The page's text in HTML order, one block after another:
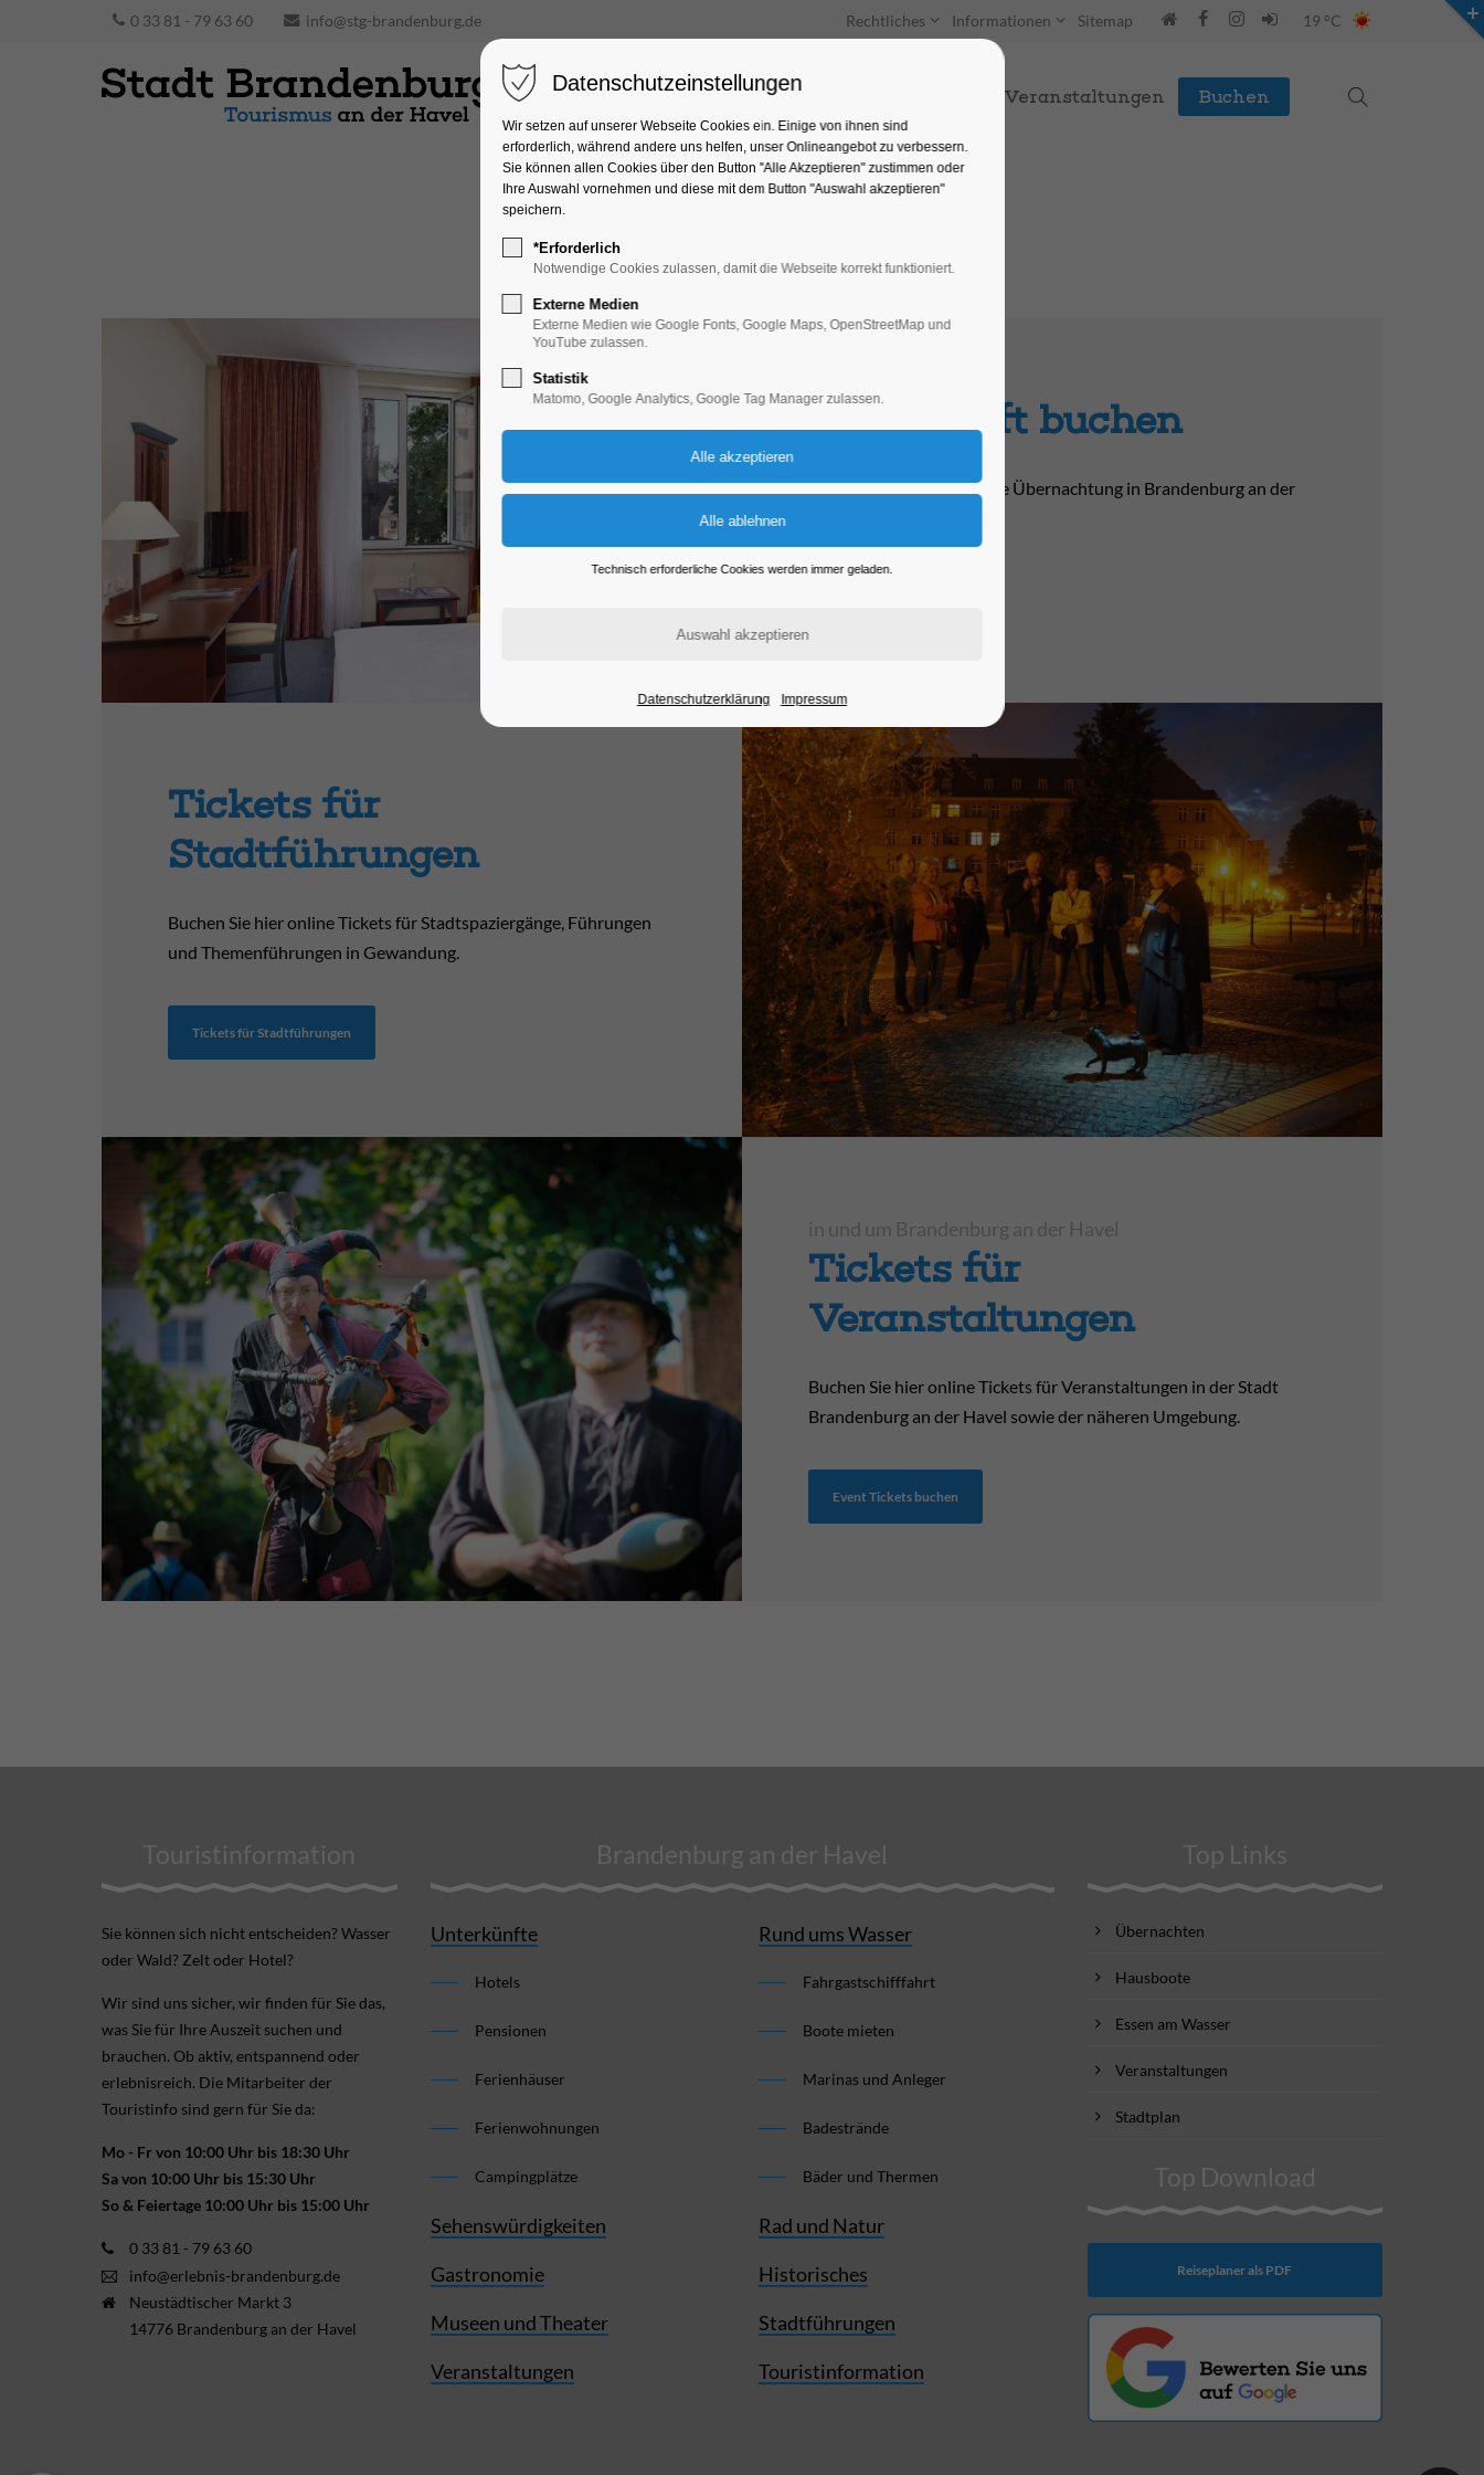
Webeinträge
klicken Sie bitte auf den Button und loggen
Sie sich dort ein.
Webeintrag
Webseite
0 33 81 - 79 63 60 info@stg-brandenburg.de Rechtliches Informationen Sitemap 19 °C
Unterkünfte Entdecken & Erleben Veranstaltungen Buchen
Unterkunft buchen
Buchen Sie hier online Ihre Übernachtung in Brandenburg an der
Tickets für
Stadtführungen
Buchen Sie hier online Tickets für Stadtspaziergänge, Führungen
und Themenführungen in Gewandung.
Tickets für Stadtführungen
in und um Brandenburg an der Havel
Tickets für
Veranstaltungen
Buchen Sie hier online Tickets für Veranstaltungen in der Stadt
Brandenburg an der Havel sowie der näheren Umgebung.
Event Tickets buchen
Touristinformation
Sie können sich nicht ent­scheiden? Wasser
oder Wald? Zelt oder Hotel?
Wir sind uns sicher, wir finden für Sie das,
was Sie für Ihre Aus­zeit suchen und
brauchen. Ob aktiv, ent­spannend oder
erlebnis­reich. Die Mitarbeiter der
Touristinfo sind gern für Sie da:
Mo - Fr von 10:00 Uhr bis 18:30 Uhr
Sa von 10:00 Uhr bis 15:30 Uhr
So & Feiertage 10:00 Uhr bis 15:00 Uhr
0 33 81 - 79 63 60
info@erlebnis-brandenburg.de
Neustädtischer Markt 3
14776 Brandenburg an der Havel
Brandenburg an der Havel
Unterkünfte
Hotels
Pensionen
Ferienhäuser
Ferienwohnungen
Campingplätze
Sehenswürdigkeiten
Gastronomie
Museen und Theater
Veranstaltungen
Rund ums Wasser
Fahrgastschifffahrt
Boote mieten
Marinas und Anleger
Badestrände
Bäder und Thermen
Rad und Natur
Historisches
Stadtführungen
Touristinformation
Top Links
Übernachten
Hausboote
Essen am Wasser
Veranstaltungen
Stadtplan
Top Download
Reiseplaner als PDF
Datenschutzeinstellungen
Wir setzen auf unserer Webseite Cookies ein. Einige von ihnen sind
erforderlich, während andere uns helfen, unser Onlineangebot zu verbessern.
Sie können allen Cookies über den Button "Alle Akzeptieren" zustimmen oder
Ihre Auswahl vornehmen und diese mit dem Button "Auswahl akzeptieren"
speichern.
*Erforderlich
Notwendige Cookies zulassen, damit die Webseite korrekt funktioniert.
Externe Medien
Externe Medien wie Google Fonts, Google Maps, OpenStreetMap und
YouTube zulassen.
Statistik
Matomo, Google Analytics, Google Tag Manager zulassen.
Technisch erforderliche Cookies werden immer geladen.
Datenschutzerklärung Impressum